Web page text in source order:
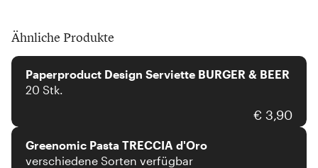
Ähnliche Produkte
Paperproduct Design Serviette BURGER & BEER
20 Stk.
€ 3,90
Greenomic
Greenomic Pasta TRECCIA d'Oro
verschiedene Sorten verfügbar